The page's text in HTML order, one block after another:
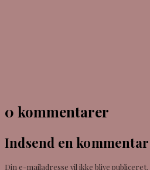
0 kommentarer
Indsend en kommentar
Din e-mailadresse vil ikke blive publiceret.